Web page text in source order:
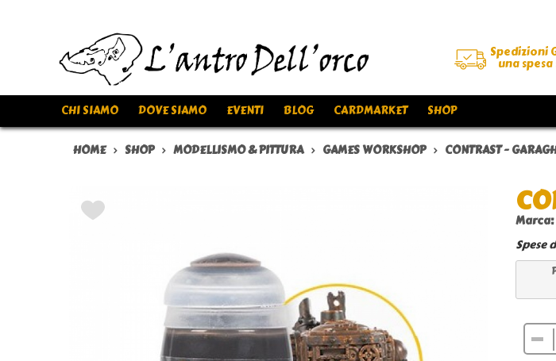
Spedizioni
una
CHI SIAMO DOVE SIAMO EVENTI BLOG CARDMARKET SHOP
HOME SHOP MODELLISMO & PITTURA GAMES WORKSHOP CONTRAST -
Marca:
Spese